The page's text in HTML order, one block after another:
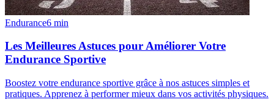
Endurance6 min
Les Meilleures Astuces pour Améliorer Votre
Endurance Sportive
Boostez votre endurance sportive grâce à nos astuces simples et
pratiques. Apprenez à performer mieux dans vos activités physiques.